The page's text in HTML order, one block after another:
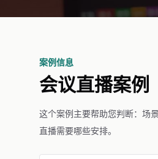
案例信息
会议直播案例
这个案例主要帮助您判断：场
直播需要哪些安排。